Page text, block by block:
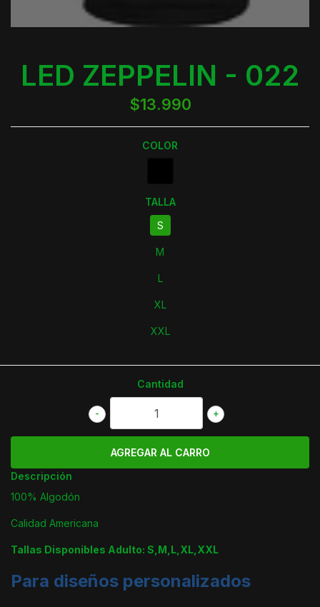
LED ZEPPELIN - 022
$13.990
COLOR
TALLA
S
M
L
XL
XXL
Cantidad
+
-
Descripción
100% Algodón
Calidad Americana
Tallas Disponibles Adulto: S,M,L,XL,XXL
Para diseños personalizados